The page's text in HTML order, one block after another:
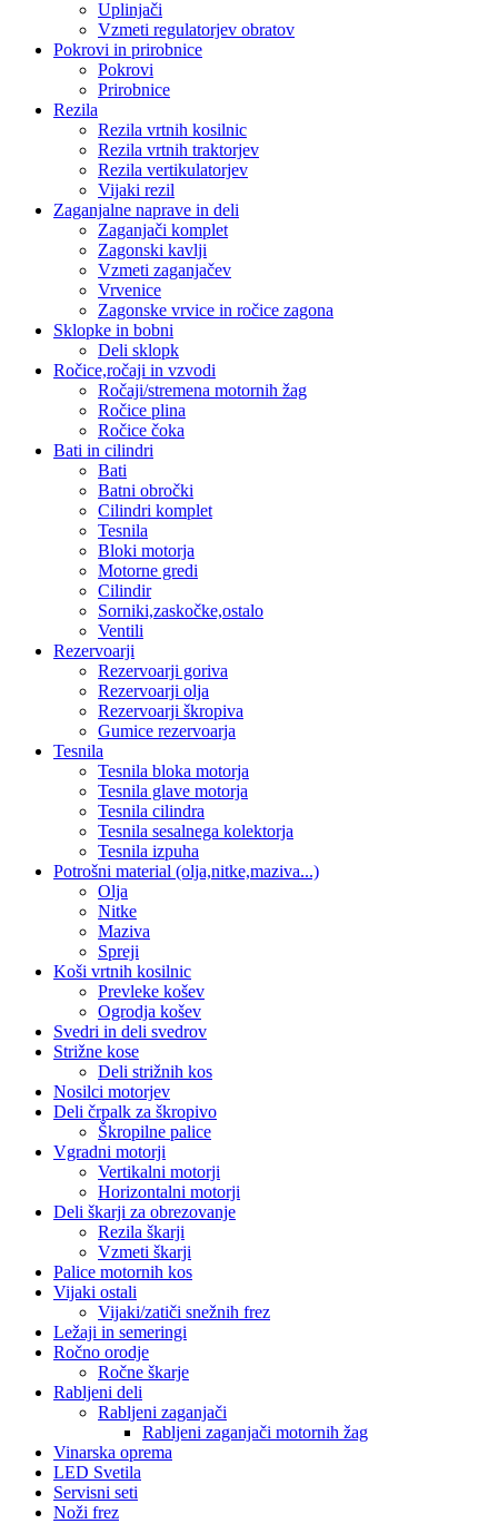
Uplinjači
Vzmeti regulatorjev obratov
Pokrovi in prirobnice
Pokrovi
Prirobnice
Rezila
Rezila vrtnih kosilnic
Rezila vrtnih traktorjev
Rezila vertikulatorjev
Vijaki rezil
Zaganjalne naprave in deli
Zaganjači komplet
Zagonski kavlji
Vzmeti zaganjačev
Vrvenice
Zagonske vrvice in ročice zagona
Sklopke in bobni
Deli sklopk
Ročice,ročaji in vzvodi
Ročaji/stremena motornih žag
Ročice plina
Ročice čoka
Bati in cilindri
Bati
Batni obročki
Cilindri komplet
Tesnila
Bloki motorja
Motorne gredi
Cilindir
Sorniki,zaskočke,ostalo
Ventili
Rezervoarji
Rezervoarji goriva
Rezervoarji olja
Rezervoarji škropiva
Gumice rezervoarja
Tesnila
Tesnila bloka motorja
Tesnila glave motorja
Tesnila cilindra
Tesnila sesalnega kolektorja
Tesnila izpuha
Potrošni material (olja,nitke,maziva...)
Olja
Nitke
Maziva
Spreji
Koši vrtnih kosilnic
Prevleke košev
Ogrodja košev
Svedri in deli svedrov
Strižne kose
Deli strižnih kos
Nosilci motorjev
Deli črpalk za škropivo
Škropilne palice
Vgradni motorji
Vertikalni motorji
Horizontalni motorji
Deli škarji za obrezovanje
Rezila škarji
Vzmeti škarji
Palice motornih kos
Vijaki ostali
Vijaki/zatiči snežnih frez
Ležaji in semeringi
Ročno orodje
Ročne škarje
Rabljeni deli
Rabljeni zaganjači
Rabljeni zaganjači motornih žag
Vinarska oprema
LED Svetila
Servisni seti
Noži frez